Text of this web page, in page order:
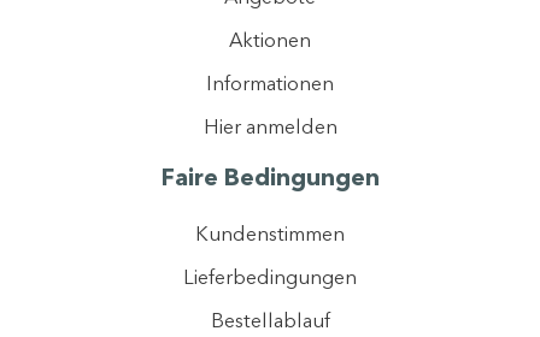
Aktionen
Informationen
Hier anmelden
Faire Bedingungen
Kundenstimmen
Lieferbedingungen
Bestellablauf